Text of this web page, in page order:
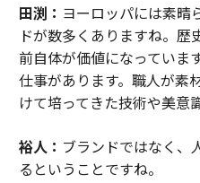
田渕： ヨーロッパには素晴
ドが数多くありますね。
前自体が価値になっていま
仕事があります。職人が素
けて培ってきた技術や美意
裕人： ブランドではなく、
るということですね。